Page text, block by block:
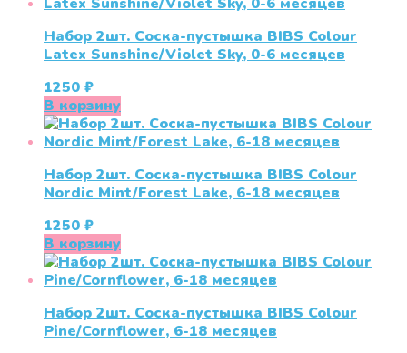
Набор 2шт. Соска-пустышка BIBS Colour
Latex Sunshine/Violet Sky, 0-6 месяцев
1250 ₽
В корзину
Набор 2шт. Соска-пустышка BIBS Colour
Nordic Mint/Forest Lake, 6-18 месяцев
1250 ₽
В корзину
Набор 2шт. Соска-пустышка BIBS Colour
Pine/Cornflower, 6-18 месяцев